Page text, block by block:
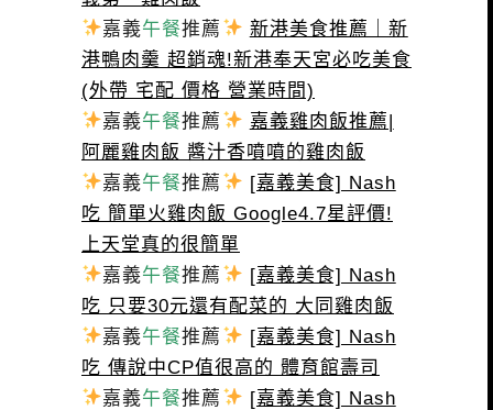
嘉義午餐推薦
新港美食推薦｜新
港鴨肉羹 超銷魂!新港奉天宮必吃美食
(外帶 宅配 價格 營業時間)
嘉義午餐推薦
嘉義雞肉飯推薦|
阿麗雞肉飯 醬汁香噴噴的雞肉飯
嘉義午餐推薦
[嘉義美食] Nash
吃 簡單火雞肉飯 Google4.7星評價!
上天堂真的很簡單
嘉義午餐推薦
[嘉義美食] Nash
吃 只要30元還有配菜的 大同雞肉飯
嘉義午餐推薦
[嘉義美食] Nash
吃 傳說中CP值很高的 體育館壽司
嘉義午餐推薦
[嘉義美食] Nash